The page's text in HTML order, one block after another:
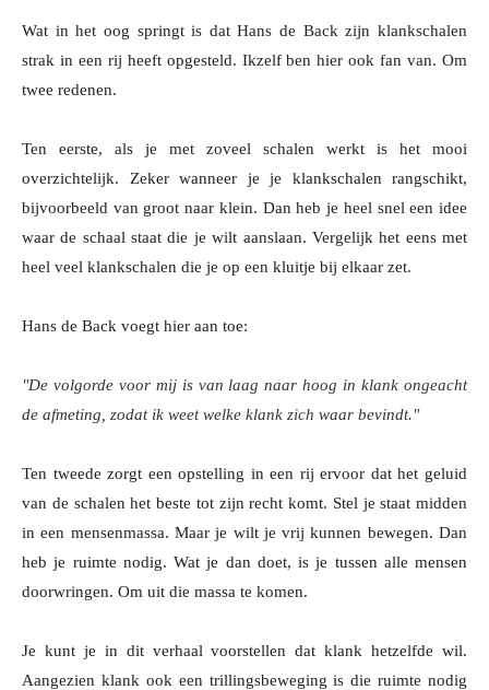
Wat in het oog springt is dat Hans de Back zijn klankschalen
strak in een rij heeft opgesteld. Ikzelf ben hier ook fan van. Om
twee redenen.
Ten eerste, als je met zoveel schalen werkt is het mooi
overzichtelijk. Zeker wanneer je je klankschalen rangschikt,
bijvoorbeeld van groot naar klein. Dan heb je heel snel een idee
waar de schaal staat die je wilt aanslaan. Vergelijk het eens met
heel veel klankschalen die je op een kluitje bij elkaar zet.
Hans de Back voegt hier aan toe:
"De volgorde voor mij is van laag naar hoog in klank ongeacht
de afmeting, zodat ik weet welke klank zich waar bevindt."
Ten tweede zorgt een opstelling in een rij ervoor dat het geluid
van de schalen het beste tot zijn recht komt. Stel je staat midden
in een mensenmassa. Maar je wilt je vrij kunnen bewegen. Dan
heb je ruimte nodig. Wat je dan doet, is je tussen alle mensen
doorwringen. Om uit die massa te komen.
Je kunt je in dit verhaal voorstellen dat klank hetzelfde wil.
Aangezien klank ook een trillingsbeweging is die ruimte nodig